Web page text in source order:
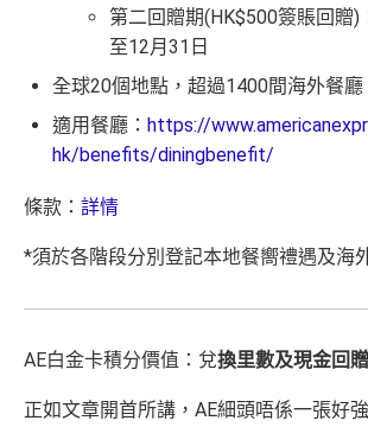
第二回贈期(HK$500簽賬回贈)
至12月31日
全球20個地點，超過1400間海外餐廳
適用餐廳： https://
hk/benefits/diningbenefit/
條款： 詳情
*須於各階段分別登記本地餐嚮禮遇及海
AE白金卡積分價值：兌換里數及現金回
正如文章開首所講，AE細頭唔係一張好